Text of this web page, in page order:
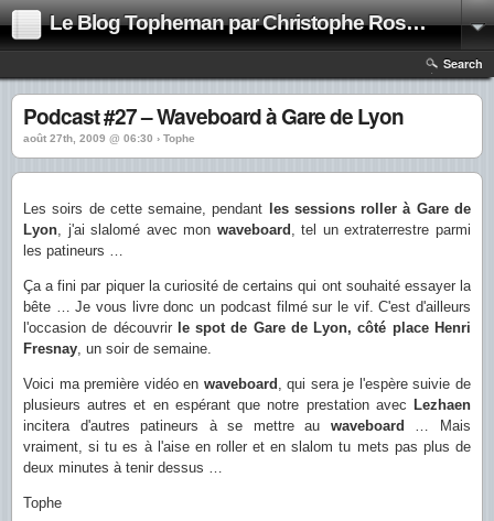
Le Blog Topheman par Christophe Rosset
Search
Podcast #27 – Waveboard à Gare de Lyon
août 27th, 2009 @ 06:30 › Tophe
Les soirs de cette semaine, pendant
les sessions roller à Gare de
Lyon, j'ai slalomé avec mon waveboard , tel un extraterrestre parmi
les patineurs …
Ça a fini par piquer la curiosité de certains qui ont souhaité essayer la
bête … Je vous livre donc un podcast filmé sur le vif. C'est d'ailleurs
l'occasion de découvrir le spot de Gare de Lyon, côté place Henri
Fresnay, un soir de semaine.
Voici ma première vidéo en waveboard , qui sera je l'espère suivie de
plusieurs autres et en espérant que notre prestation avec Lezhaen
incitera d'autres patineurs à se mettre au waveboard
… Mais
vraiment, si tu es à l'aise en roller et en slalom tu mets pas plus de
deux minutes à tenir dessus …
Tophe